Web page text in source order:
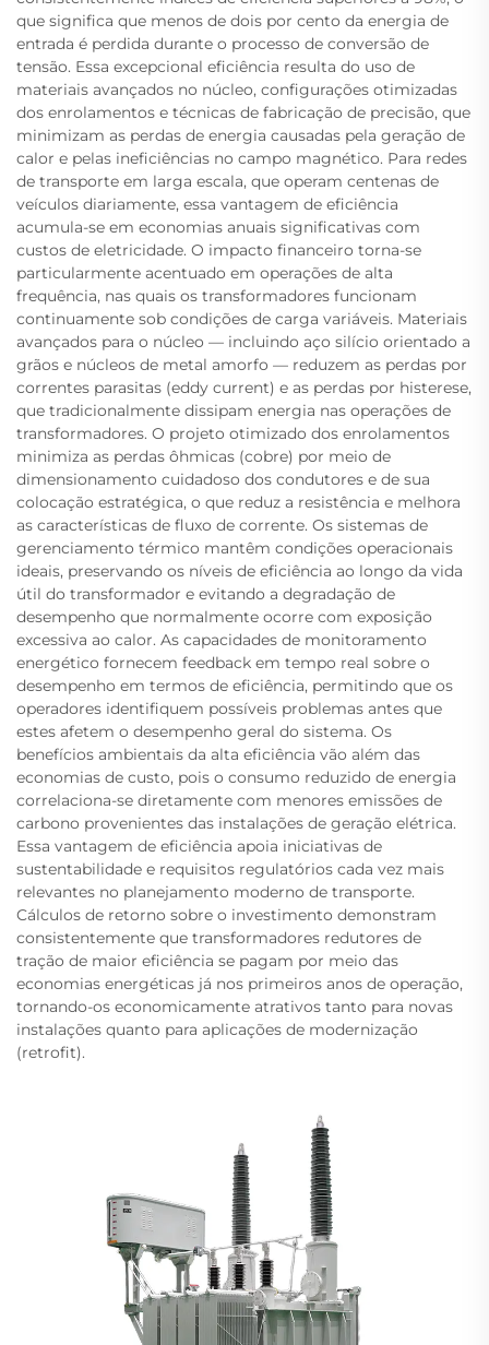
que significa que menos de dois por cento da energia de
entrada é perdida durante o processo de conversão de
tensão. Essa excepcional eficiência resulta do uso de
materiais avançados no núcleo, configurações otimizadas
dos enrolamentos e técnicas de fabricação de precisão, que
minimizam as perdas de energia causadas pela geração de
calor e pelas ineficiências no campo magnético. Para redes
de transporte em larga escala, que operam centenas de
veículos diariamente, essa vantagem de eficiência
acumula-se em economias anuais significativas com
custos de eletricidade. O impacto financeiro torna-se
particularmente acentuado em operações de alta
frequência, nas quais os transformadores funcionam
continuamente sob condições de carga variáveis. Materiais
avançados para o núcleo — incluindo aço silício orientado a
grãos e núcleos de metal amorfo — reduzem as perdas por
correntes parasitas (eddy current) e as perdas por histerese,
que tradicionalmente dissipam energia nas operações de
transformadores. O projeto otimizado dos enrolamentos
minimiza as perdas ôhmicas (cobre) por meio de
dimensionamento cuidadoso dos condutores e de sua
colocação estratégica, o que reduz a resistência e melhora
as características de fluxo de corrente. Os sistemas de
gerenciamento térmico mantêm condições operacionais
ideais, preservando os níveis de eficiência ao longo da vida
útil do transformador e evitando a degradação de
desempenho que normalmente ocorre com exposição
excessiva ao calor. As capacidades de monitoramento
energético fornecem feedback em tempo real sobre o
desempenho em termos de eficiência, permitindo que os
operadores identifiquem possíveis problemas antes que
estes afetem o desempenho geral do sistema. Os
benefícios ambientais da alta eficiência vão além das
economias de custo, pois o consumo reduzido de energia
correlaciona-se diretamente com menores emissões de
carbono provenientes das instalações de geração elétrica.
Essa vantagem de eficiência apoia iniciativas de
sustentabilidade e requisitos regulatórios cada vez mais
relevantes no planejamento moderno de transporte.
Cálculos de retorno sobre o investimento demonstram
consistentemente que transformadores redutores de
tração de maior eficiência se pagam por meio das
economias energéticas já nos primeiros anos de operação,
tornando-os economicamente atrativos tanto para novas
instalações quanto para aplicações de modernização
(retrofit).